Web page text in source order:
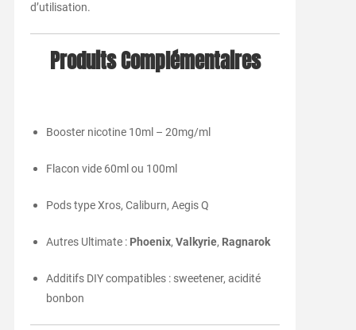
d’utilisation.
Produits Complémentaires
Booster nicotine 10ml – 20mg/ml
Flacon vide 60ml ou 100ml
Pods type Xros, Caliburn, Aegis Q
Autres Ultimate : Phoenix, Valkyrie, Ragnarok
Additifs DIY compatibles : sweetener, acidité
bonbon